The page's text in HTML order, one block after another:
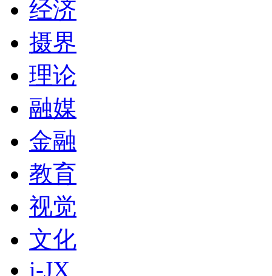
经济
摄界
理论
融媒
金融
教育
视觉
文化
i-JX